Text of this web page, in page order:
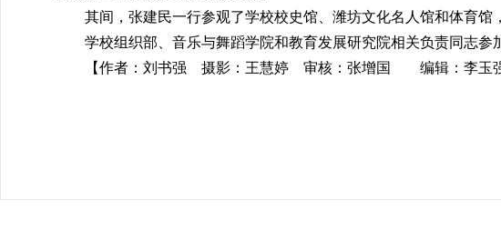
其间，张建民一行参观了学校校史馆、潍坊文化名人馆和体育馆
学校组织部、音乐与舞蹈学院和教育发展研究院相关负责同志参
【作者：刘书强 摄影：王慧婷 审核：张增国 编辑：李玉